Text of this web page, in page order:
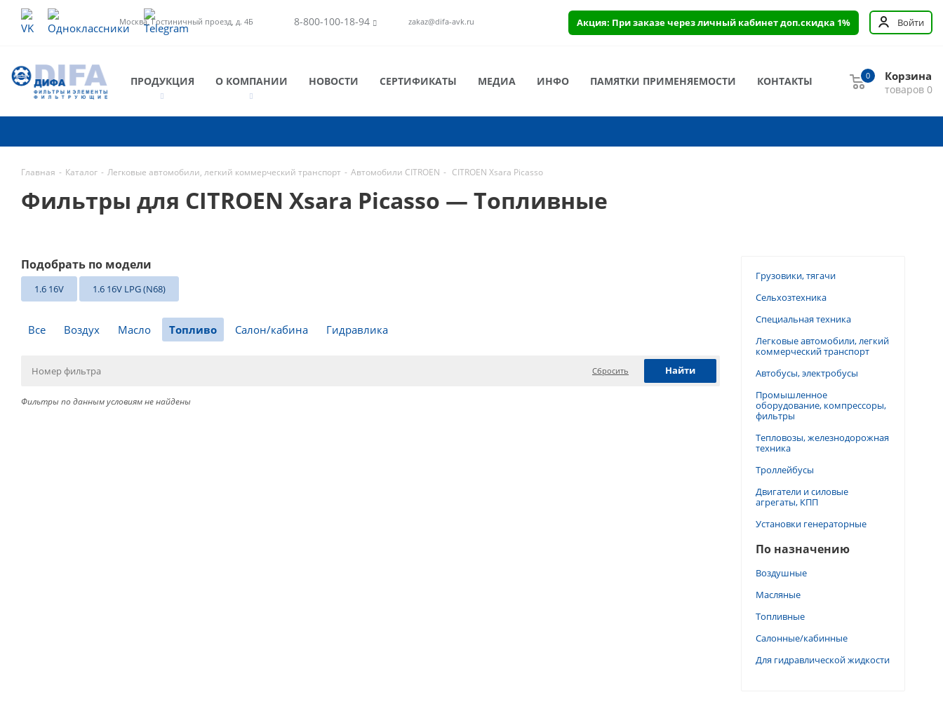
Москва, Гостиничный проезд, д. 4Б 8-800-100-18-94 zakaz@difa-avk.ru Акция: При заказе через личный кабинет доп.скидка 1% Войти
ПРОДУКЦИЯ О КОМПАНИИ НОВОСТИ СЕРТИФИКАТЫ МЕДИА ИНФО ПАМЯТКИ ПРИМЕНЯЕМОСТИ КОНТАКТЫ Корзина
товаров 0
0
Главная - Каталог - Легковые автомобили, легкий коммерческий транспорт - Автомобили CITROEN - CITROEN Xsara Picasso
Фильтры для CITROEN Xsara Picasso — Топливные
Подобрать по модели
1.6 16V 1.6 16V LPG (N68)
Все Воздух Масло Топливо Салон/кабина Гидравлика
Сбросить
Фильтры по данным условиям не найдены
Грузовики, тягачи
Сельхозтехника
Специальная техника
Легковые автомобили, легкий
коммерческий транспорт
Автобусы, электробусы
Промышленное
оборудование, компрессоры,
фильтры
Тепловозы, железнодорожная
техника
Троллейбусы
Двигатели и силовые
агрегаты, КПП
Установки генераторные
По назначению
Воздушные
Масляные
Топливные
Салонные/кабинные
Для гидравлической жидкости